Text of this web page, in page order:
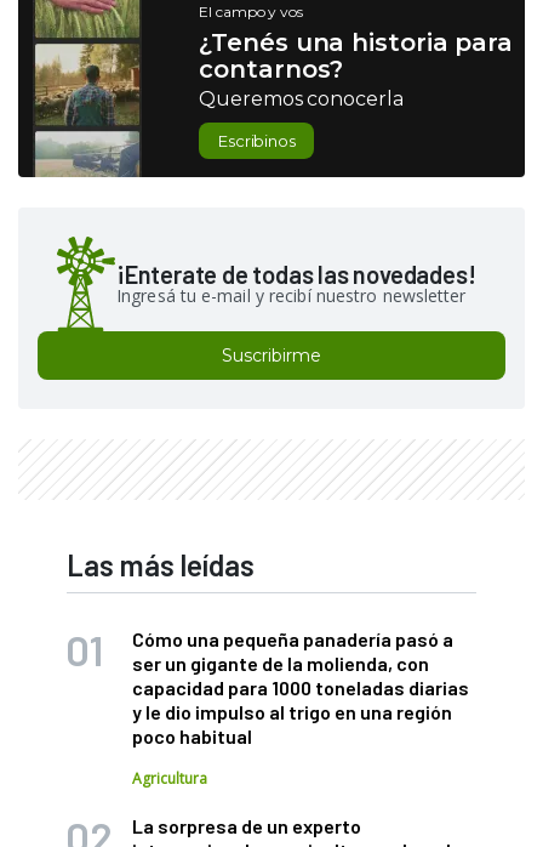
El campo y vos
¿Tenés una historia para
contarnos?
Queremos conocerla
Escribinos
¡Enterate de todas las novedades!
Ingresá tu e-mail y recibí nuestro newsletter
Suscribirme
Las más leídas
Cómo una pequeña panadería pasó a
ser un gigante de la molienda, con
capacidad para 1000 toneladas diarias
y le dio impulso al trigo en una región
poco habitual
Agricultura
La sorpresa de un experto